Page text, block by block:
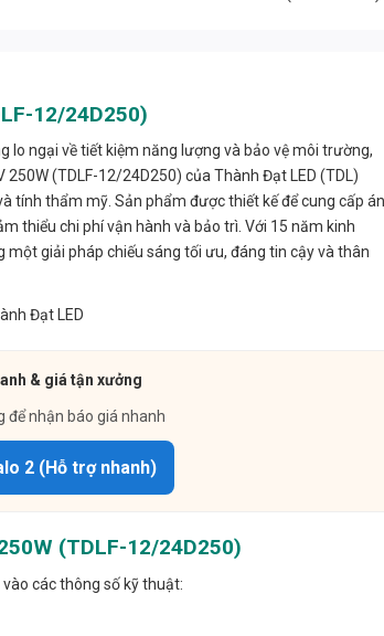
12/24D250)
lo ngại về tiết kiệm năng lượng và bảo vệ môi trường,
(TDLF-12/24D250) của Thành Đạt LED (TDL)
tính thẩm mỹ. Sản phẩm được thiết kế để cung cấp
thiểu chi phí vận hành và bảo trì. Với 15 năm kinh
giải pháp chiếu sáng tối ưu, đáng tin cậy và thân
& giá tận xưởng
để nhận báo giá nhanh
2 (Hỗ trợ nhanh)
(TDLF-12/24D250)
các thông số kỹ thuật: